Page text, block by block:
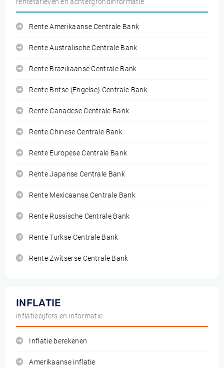
Rente Amerikaanse Centrale Bank
Rente Australische Centrale Bank
Rente Braziliaanse Centrale Bank
Rente Britse (Engelse) Centrale Bank
Rente Canadese Centrale Bank
Rente Chinese Centrale Bank
Rente Europese Centrale Bank
Rente Japanse Centrale Bank
Rente Mexicaanse Centrale Bank
Rente Russische Centrale Bank
Rente Turkse Centrale Bank
Rente Zwitserse Centrale Bank
INFLATIE
inflatiecijfers en informatie
Inflatie berekenen
Amerikaanse inflatie